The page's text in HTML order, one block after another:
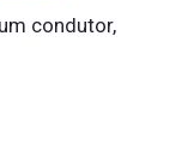
condutor,